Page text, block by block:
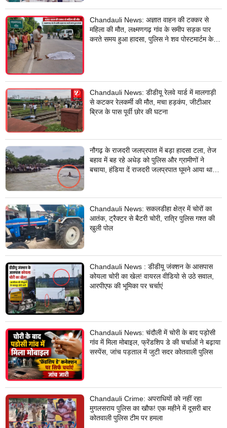
Chandauli News: अज्ञात वाहन की टक्कर से
महिला की मौत, लक्ष्मणगढ़ गांव के समीप सड़क पार
करते समय हुआ हादसा, पुलिस ने शव पोस्टमार्टम के
Chandauli News: डीडीयू रेलवे यार्ड में मालगाड़ी
से कटकर रेलकर्मी की मौत, मचा हड़कंप, जीटीआर
ब्रिज के पास पूर्वी छोर की घटना
नौगढ़ के राजदरी जलप्रपात में बड़ा हादसा टला, तेज
बहाव में बह रहे अधेड़ को पुलिस और ग्रामीणों ने
बचाया, हंडिया दें राजदरी जलप्रपात घूमने आया था
Chandauli News: सकलडीहा क्षेत्र में चोरों का
आतंक, ट्रैक्टर से बैटरी चोरी, रात्रि पुलिस गश्त की
खुली पोल
Chandauli News : डीडीयू जंक्शन के आसपास
कोयला चोरी का खेल! वायरल वीडियो से उठे सवाल,
आरपीएफ की भूमिका पर चर्चाएं
Chandauli News: चंदौली में चोरी के बाद पड़ोसी
गांव में मिला मोबाइल, फ्रेंडशिप डे की चर्चाओं ने बढ़ाया
सस्पेंस, जांच पड़ताल में जुटी सदर कोतवाली पुलिस
Chandauli Crime: अपराधियों को नहीं रहा
मुगलसराय पुलिस का खौफ! एक महीने में दूसरी बार
कोतवाली पुलिस टीम पर हमला